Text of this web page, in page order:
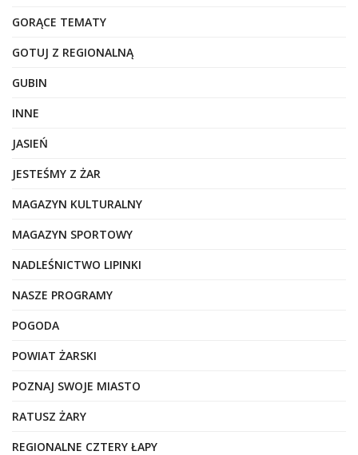
GORĄCE TEMATY
GOTUJ Z REGIONALNĄ
GUBIN
INNE
JASIEŃ
JESTEŚMY Z ŻAR
MAGAZYN KULTURALNY
MAGAZYN SPORTOWY
NADLEŚNICTWO LIPINKI
NASZE PROGRAMY
POGODA
POWIAT ŻARSKI
POZNAJ SWOJE MIASTO
RATUSZ ŻARY
REGIONALNE CZTERY ŁAPY